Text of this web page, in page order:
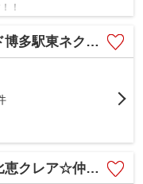
！
タイル☆仲介手数料無料☆
☆仲介手数料無料☆